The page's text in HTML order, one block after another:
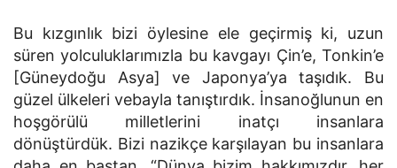
Bu kızgınlık bizi öylesine ele geçirmiş ki, uzun
süren yolculuklarımızla bu kavgayı Çin’e, Tonkin’e
[Güneydoğu Asya] ve Japonya’ya taşıdık. Bu
güzel ülkeleri vebayla tanıştırdık. İnsanoğlunun en
hoşgörülü milletlerini inatçı insanlara
dönüştürdük. Bizi nazikçe karşılayan bu insanlara